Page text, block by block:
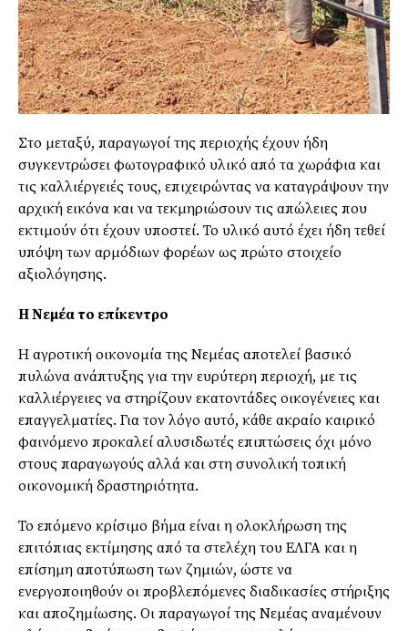
Στο μεταξύ, παραγωγοί της περιοχής έχουν ήδη
συγκεντρώσει φωτογραφικό υλικό από τα χωράφια και
τις καλλιέργειές τους, επιχειρώντας να καταγράψουν την
αρχική εικόνα και να τεκμηριώσουν τις απώλειες που
εκτιμούν ότι έχουν υποστεί. Το υλικό αυτό έχει ήδη τεθεί
υπόψη των αρμόδιων φορέων ως πρώτο στοιχείο
αξιολόγησης.
Η Νεμέα το επίκεντρο
Η αγροτική οικονομία της Νεμέας αποτελεί βασικό
πυλώνα ανάπτυξης για την ευρύτερη περιοχή, με τις
καλλιέργειες να στηρίζουν εκατοντάδες οικογένειες και
επαγγελματίες. Για τον λόγο αυτό, κάθε ακραίο καιρικό
φαινόμενο προκαλεί αλυσιδωτές επιπτώσεις όχι μόνο
στους παραγωγούς αλλά και στη συνολική τοπική
οικονομική δραστηριότητα.
Το επόμενο κρίσιμο βήμα είναι η ολοκλήρωση της
επιτόπιας εκτίμησης από τα στελέχη του ΕΛΓΑ και η
επίσημη αποτύπωση των ζημιών, ώστε να
ενεργοποιηθούν οι προβλεπόμενες διαδικασίες στήριξης
και αποζημίωσης. Οι παραγωγοί της Νεμέας αναμένουν